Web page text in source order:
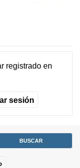
registradoen
sesión